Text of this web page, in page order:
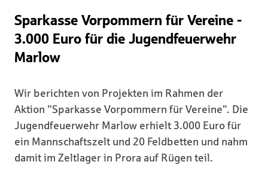
Sparkasse Vorpommern für Vereine -
3.000 Euro für die Jugendfeuerwehr
Marlow
Wir berichten von Projekten im Rahmen der
Aktion "Sparkasse Vorpommern für Vereine". Die
Jugendfeuerwehr Marlow erhielt 3.000 Euro für
ein Mannschaftszelt und 20 Feldbetten und nahm
damit im Zeltlager in Prora auf Rügen teil.